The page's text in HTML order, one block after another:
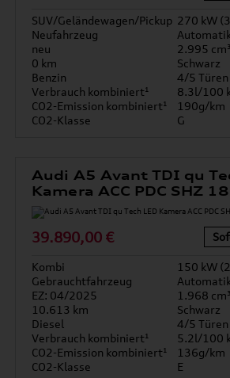
SUV/Geländewagen/Pickup 270 kW
Neufahrzeug
neu
2.995 cm³
0 km
Schwarz
Benzin
4/5 Türen
Verbrauch kombiniert¹
8.3l/100
CO2-Emission kombiniert¹
190g/km
CO2-Klasse
G
Audi A5 Avant TDI qu
Kamera ACC PDC SHZ
39.890,00 €
Kombi
150 kW
Gebrauchtfahrzeug
EZ: 04/2025
1.968 cm³
10.613 km
Schwarz
Diesel
4/5 Türen
Verbrauch kombiniert¹
5.2l/100
CO2-Emission kombiniert¹
136g/km
CO2-Klasse
E